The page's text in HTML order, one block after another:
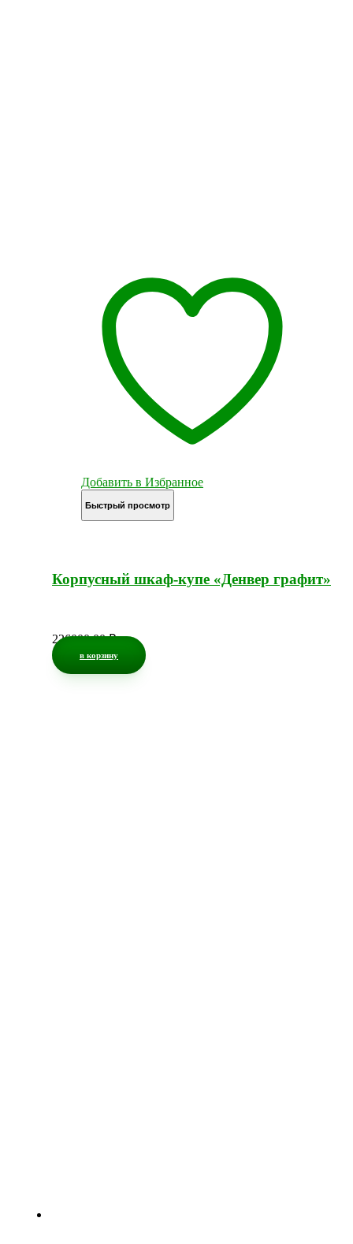
Добавить в Избранное
Быстрый просмотр
Корпусный шкаф-купе «Денвер графит»
226000,00₽
в корзину